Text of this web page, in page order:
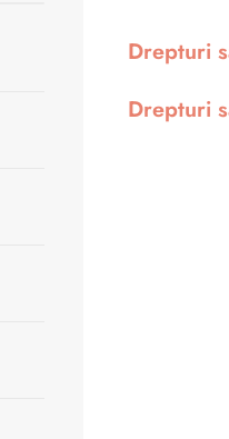
Drepturi
Drepturi